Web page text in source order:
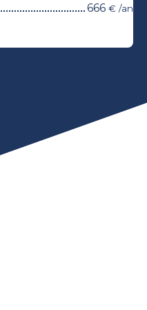
666 € /an